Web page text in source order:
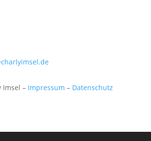
Imsel – Impressum – Datenschutz